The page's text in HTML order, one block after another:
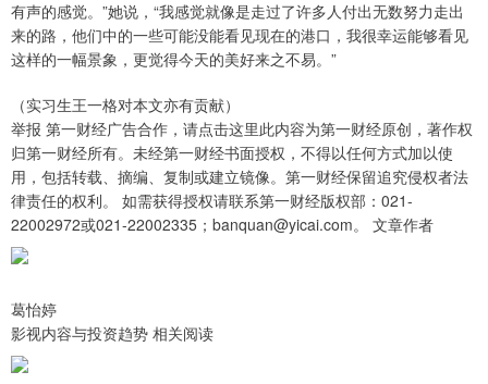
有声的感觉。”她说，“我感觉就像是走过了许多人付出无数努力走出
来的路，他们中的一些可能没能看见现在的港口，我很幸运能够看见
这样的一幅景象，更觉得今天的美好来之不易。”
（实习生王一格对本文亦有贡献）
举报 第一财经广告合作，请点击这里此内容为第一财经原创，著作权
归第一财经所有。未经第一财经书面授权，不得以任何方式加以使
用，包括转载、摘编、复制或建立镜像。第一财经保留追究侵权者法
律责任的权利。 如需获得授权请联系第一财经版权部：021-
22002972或021-22002335；banquan@yicai.com。 文章作者
葛怡婷
影视内容与投资趋势 相关阅读